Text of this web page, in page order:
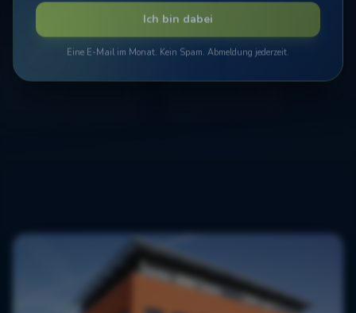
Ich bin dabei
Eine E-Mail im Monat. Kein Spam. Abmeldung jederzeit.